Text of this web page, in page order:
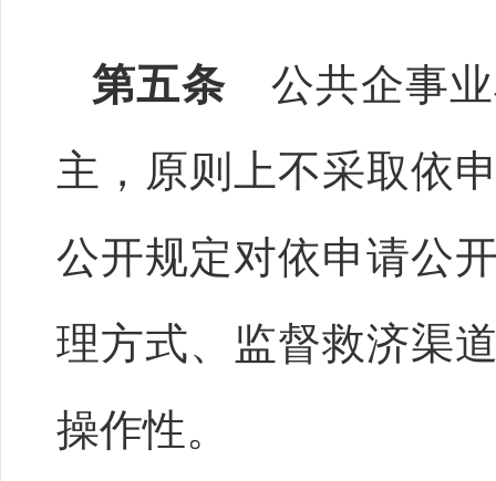
第五条
公共企事
主，原则上不采取依
公开规定对依申请公
理方式、监督救济渠
操作性。